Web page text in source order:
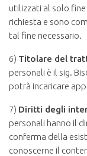
utilizzati al solo fine
richiesta e sono
tal fine necessario.
6) Titolare del
personali è il sig.
potrà incaricare
7) Diritti degli
personali hanno il
conferma della
conoscerne il